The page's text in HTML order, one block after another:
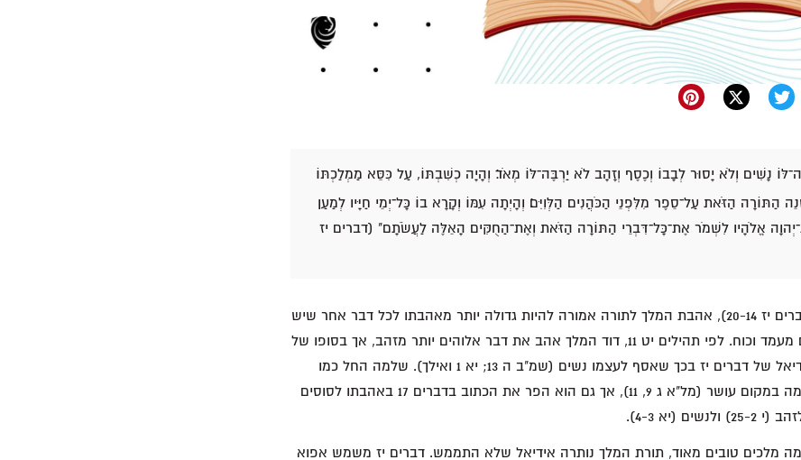
נָשִׁים וְלֹא יָסוּר לְבָבוֹ וְכֶסֶף וְזָהָב לֹא יַרְבֶּה־לּוֹ מְאֹד׃ וְהָיָה כְשִׁבְתּוֹ, עַל כִּסֵּא מַמְלַכְתּוֹ
הַתּוֹרָה הַזֹּאת עַל־סֵפֶר מִלִּפְנֵי הַכֹּהֲנִים הַלְּוִיִּם׃ וְהָיְתָה עִמּוֹ וְקָרָא בוֹ כָּל־יְמֵי חַיָּיו לְמַעַן
אֱלֹהָיו לִשְׁמֹר אֶת־כָּל־דִּבְרֵי הַתּוֹרָה הַזֹּאת וְאֶת־הַחֻקִּים הָאֵלֶּה לַעֲשֹׂתָם" (דברים יז
על פי "תורת המלך" (דברים יז 20-14), אהבת המלך לתורה אמורה להיות גדולה יותר מאהבתו לכל דבר אחר שיש
לעולם להציע לאיש עם מעמד וכוח. לפי תהילים יט 11, דוד המלך אהב את דבר אלוהים יותר מזהב, אך בסופו של
דבר הוא שבר את האידיאל של דברים יז בכך שאסף לעצמו נשים (שמ"ב ה 13; יא 1 ואילך). שלמה החל כמו
שצריך כאשר דרש חוכמה במקום עושר (מל"א ג 9, 11), אך גם הוא הפר את הכתוב בדברים 17 באהבתו לסוסים
מלכים טובים מאוד, תורת המלך נותרה אידיאל שלא התממש. דברים יז משמש אפוא